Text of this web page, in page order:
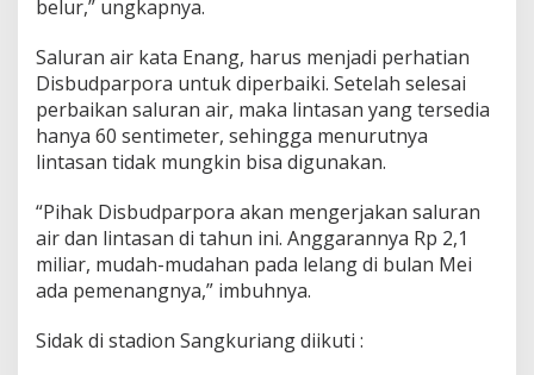
belur,” ungkapnya.
Saluran air kata Enang, harus menjadi perhatian
Disbudparpora untuk diperbaiki. Setelah selesai
perbaikan saluran air, maka lintasan yang tersedia
hanya 60 sentimeter, sehingga menurutnya
lintasan tidak mungkin bisa digunakan.
“Pihak Disbudparpora akan mengerjakan saluran
air dan lintasan di tahun ini. Anggarannya Rp 2,1
miliar, mudah-mudahan pada lelang di bulan Mei
ada pemenangnya,” imbuhnya.
Sidak di stadion Sangkuriang diikuti :